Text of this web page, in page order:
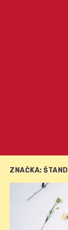
ZNAČKA: